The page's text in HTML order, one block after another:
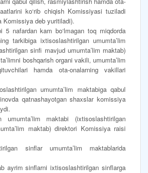
ko‘rib chiqish Komissiyasi tuziladi
Komissiya deb yuritiladi).
5 nafardan kam bo‘lmagan toq miqdorda
tarkibiga ixtisoslashtirilgan umumta’lim
sinfi mavjud umumta’lim maktab)
boshqarish organi vakili, umumta’lim
hamda ota-onalarning vakillari
umumta’lim maktabiga qabul
qatnashayotgan shaxslar komissiya
umumta’lim maktabi (ixtisoslashtirilgan
maktab) direktori Komissiya raisi
sinflar umumta’lim maktablarida
ayrim sinflarni ixtisoslashtirilgan sinflarga